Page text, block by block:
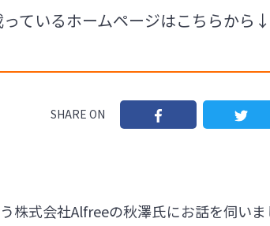
ているホームページはこちらから↓
SHARE ON
株式会社Alfreeの秋澤氏にお話を伺いま